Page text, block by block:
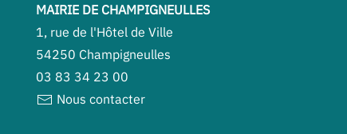
MAIRIE DE CHAMPIGNEULLES
1, rue de l'Hôtel de Ville
54250 Champigneulles
03 83 34 23 00
Nous contacter